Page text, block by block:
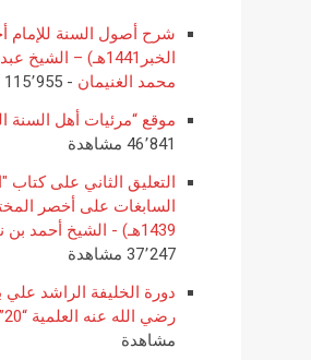
شرح أصول السنة للإمام
الخبر1441هـ) – الشيخ
محمد الغنيمان - 115٬955 مشاهدة
موقع “مرئيات أهل السنة
46٬841 مشاهدة
التعليق الثاني على كتاب
السابغات على أخصر
1439هـ) - الشيخ أحمد بن ناصر ا...
37٬247 مشاهدة
دورة الخليفة الراشد
رضي الله عنه العلمية “20”
مشاهدة